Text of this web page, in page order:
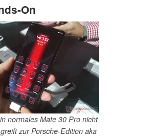
On
normales Mate 30 Pro nicht
zur Porsche-Edition aka